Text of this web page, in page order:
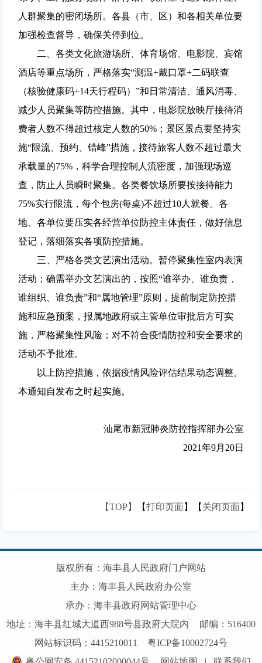
人群聚集的密闭场所。各县（市、区）和各相关单位要
加强检查督导，确保关停到位。
二、各类文化旅游场所、体育场馆、电影院、宾馆
酒店等重点场所，严格落实“测温+戴口罩+二码联查
（核验健康码+14天行程码）”和日常清洁、通风消毒、
减少人员聚集等防控措施。其中，电影院放映厅接待消
费者人数不得超过核定人数的50%；景区景点要坚持实
施“限流、预约、错峰”措施，接待旅客人数不超过最大
承载量的75%，科学合理控制人流密度，加强现场巡
查，防止人员瞬时聚集。各类餐饮场所要按接待能力
75%实行限流，每个包房(每桌)不超过10人就餐。各
地、各单位要压实各经营单位防控主体责任，做好信息
登记，落细落实各项防控措施。
三、严格各类文艺演出活动。暂停聚集性室内表演
活动；确需举办文艺演出的，按照“谁举办、谁负责，
谁组织、谁负责”和“属地管理”原则，提前制定防控措
施和应急预案，报属地政府或主管单位审批后方可实
施，严格聚集性风险；对不符合疫情防控和安全要求的
活动不予批准。
以上防控措施，依据疫情风险评估结果动态调整。
本通知自发布之时起实施。
汕尾市新冠肺炎防控指挥部办公室
2021年9月20日
【TOP】 【打印页面】【 关闭页面】
版权所有：海丰县人民政府门户网站
主办：海丰县人民政府办公室
承办：海丰县政府网站管理中心
地址：海丰县红城大道西988号县政府大院内
邮编：516400
网站标识码：4415210011
粤ICP备10002724号